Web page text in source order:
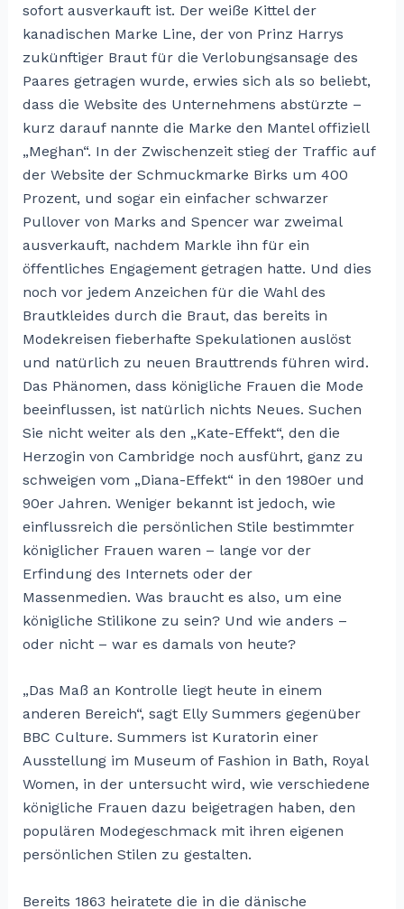
sofort ausverkauft ist. Der weiße Kittel der
kanadischen Marke Line, der von Prinz Harrys
zukünftiger Braut für die Verlobungsansage des
Paares getragen wurde, erwies sich als so beliebt,
dass die Website des Unternehmens abstürzte –
kurz darauf nannte die Marke den Mantel offiziell
„Meghan“. In der Zwischenzeit stieg der Traffic auf
der Website der Schmuckmarke Birks um 400
Prozent, und sogar ein einfacher schwarzer
Pullover von Marks and Spencer war zweimal
ausverkauft, nachdem Markle ihn für ein
öffentliches Engagement getragen hatte. Und dies
noch vor jedem Anzeichen für die Wahl des
Brautkleides durch die Braut, das bereits in
Modekreisen fieberhafte Spekulationen auslöst
und natürlich zu neuen Brauttrends führen wird.
Das Phänomen, dass königliche Frauen die Mode
beeinflussen, ist natürlich nichts Neues. Suchen
Sie nicht weiter als den „Kate-Effekt“, den die
Herzogin von Cambridge noch ausführt, ganz zu
schweigen vom „Diana-Effekt“ in den 1980er und
90er Jahren. Weniger bekannt ist jedoch, wie
einflussreich die persönlichen Stile bestimmter
königlicher Frauen waren – lange vor der
Erfindung des Internets oder der
Massenmedien. Was braucht es also, um eine
königliche Stilikone zu sein? Und wie anders –
oder nicht – war es damals von heute?
„Das Maß an Kontrolle liegt heute in einem
anderen Bereich“, sagt Elly Summers gegenüber
BBC Culture. Summers ist Kuratorin einer
Ausstellung im Museum of Fashion in Bath, Royal
Women, in der untersucht wird, wie verschiedene
königliche Frauen dazu beigetragen haben, den
populären Modegeschmack mit ihren eigenen
persönlichen Stilen zu gestalten.
Bereits 1863 heiratete die in die dänische